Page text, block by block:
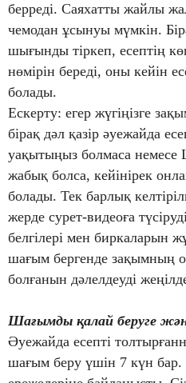
берреді. Саяхатты жайлы
чемодан ұсынуы мүмкін.
шығынды тіркеп, есептің
нөмірін береді, оны кейін
болады.
Ескерту: егер жүгіңізге
бірақ дәл қазір әуежайда
уақытыңыз болмаса немесе
жабық болса, кейінірек
болады. Тек барлық
жерде сурет-видеоға
белгілері мен биркаларын
шағым бергенде зақымның
болғанын дәлелдеуді
Шағымды қалай беруге
Әуежайда есепті
шағым беру үшін 7 күн